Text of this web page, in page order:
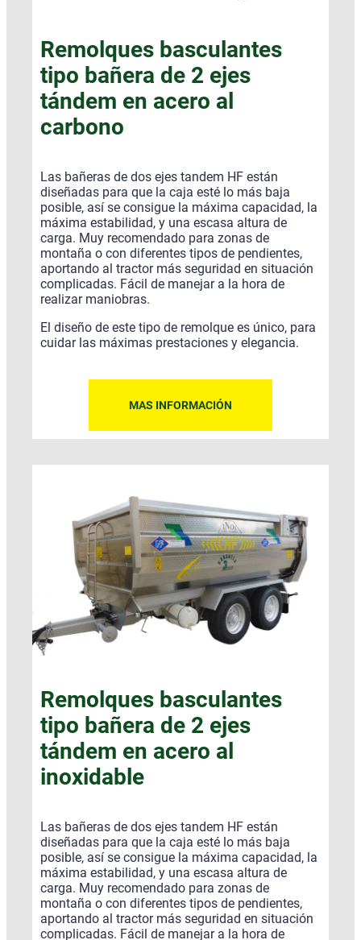
Remolques basculantes
tipo bañera de 2 ejes
tándem en acero al
carbono
Las bañeras de dos ejes tandem HF están
diseñadas para que la caja esté lo más baja
posible, así se consigue la máxima capacidad, la
máxima estabilidad, y una escasa altura de
carga. Muy recomendado para zonas de
montaña o con diferentes tipos de pendientes,
aportando al tractor más seguridad en situación
complicadas. Fácil de manejar a la hora de
realizar maniobras.
El diseño de este tipo de remolque es único, para
cuidar las máximas prestaciones y elegancia.
MAS INFORMACIÓN
Remolques basculantes
tipo bañera de 2 ejes
tándem en acero al
inoxidable
Las bañeras de dos ejes tandem HF están
diseñadas para que la caja esté lo más baja
posible, así se consigue la máxima capacidad, la
máxima estabilidad, y una escasa altura de
carga. Muy recomendado para zonas de
montaña o con diferentes tipos de pendientes,
aportando al tractor más seguridad en situación
complicadas. Fácil de manejar a la hora de